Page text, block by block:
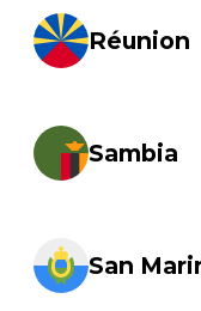
Réunion
Sambia
San